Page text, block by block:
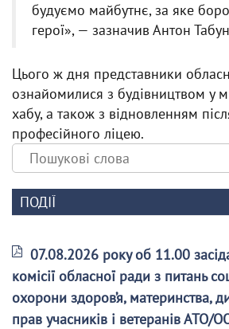
будуємо майбутнє, за яке
герої», — зазначив Антон
Цього ж дня представники
ознайомилися з будівництвом у
хабу, а також з відновленням
професійного ліцею.
ПОДІЇ
07.08.2026 року об 11.00
комісії обласної ради з питань
охорони здоров’я, материнства,
прав учасників і ветеранів АТО/